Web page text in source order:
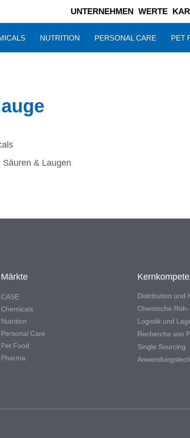
UNTERNEHMEN WERTE
NUTRITION PERSONAL CARE PET
Säuren & Laugen
Märkte
CASE
Chemicals
Nutrition
Personal Care
Pet Food
Pharma
Distribution und
Chemische
Logistik und
Recherche von
Single Sourcing